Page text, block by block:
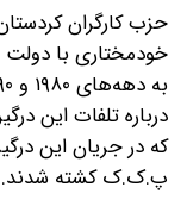
خودمختاری با دولت
درباره تلفات این
پ.ک.ک کشته شدند.